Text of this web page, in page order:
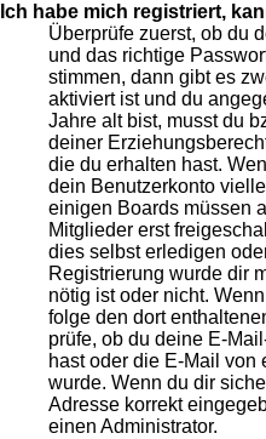
Ich habe mich registriert,
Überprüfe zuerst, ob du
und das richtige
stimmen, dann gibt es
aktiviert ist und du
Jahre alt bist, musst du
deiner
die du erhalten hast.
dein Benutzerkonto
einigen Boards müssen
Mitglieder erst
dies selbst erledigen
Registrierung wurde dir
nötig ist oder nicht.
folge den dort
prüfe, ob du deine E-
hast oder die E-Mail von
wurde. Wenn du dir
Adresse korrekt
einen Administrator.